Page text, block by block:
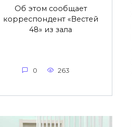
Об этом сообщает
корреспондент «Вестей
48» из зала
0 263